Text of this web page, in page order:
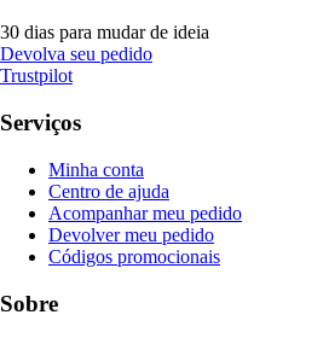
30 dias para mudar de ideia
Devolva seu pedido
Trustpilot
Serviços
Minha conta
Centro de ajuda
Acompanhar meu pedido
Devolver meu pedido
Códigos promocionais
Sobre